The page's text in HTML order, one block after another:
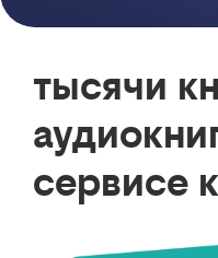
тысячи
сервисе